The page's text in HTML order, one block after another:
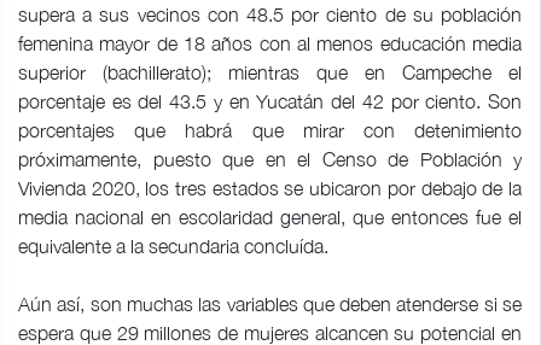
supera a sus vecinos con 48.5 por ciento de su población
femenina mayor de 18 años con al menos educación media
superior (bachillerato); mientras que en Campeche el
porcentaje es del 43.5 y en Yucatán del 42 por ciento. Son
porcentajes que habrá que mirar con detenimiento
próximamente, puesto que en el Censo de Población y
Vivienda 2020, los tres estados se ubicaron por debajo de la
media nacional en escolaridad general, que entonces fue el
equivalente a la secundaria concluída.
Aún así, son muchas las variables que deben atenderse si se
espera que 29 millones de mujeres alcancen su potencial en